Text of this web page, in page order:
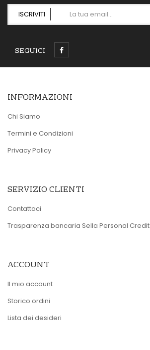
ISCRIVITI
SEGUICI
INFORMAZIONI
Chi Siamo
Termini e Condizioni
Privacy Policy
SERVIZIO CLIENTI
Contattaci
Trasparenza bancaria Sella Personal Credit
ACCOUNT
Il mio account
Storico ordini
Lista dei desideri